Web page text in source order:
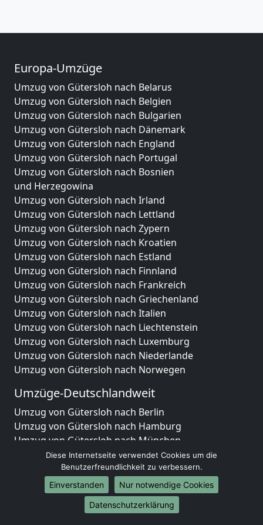
Europa-Umzüge
Umzug von Gütersloh nach Belarus
Umzug von Gütersloh nach Belgien
Umzug von Gütersloh nach Bulgarien
Umzug von Gütersloh nach Dänemark
Umzug von Gütersloh nach England
Umzug von Gütersloh nach Portugal
Umzug von Gütersloh nach Bosnien
und Herzegowina
Umzug von Gütersloh nach Irland
Umzug von Gütersloh nach Lettland
Umzug von Gütersloh nach Zypern
Umzug von Gütersloh nach Kroatien
Umzug von Gütersloh nach Estland
Umzug von Gütersloh nach Finnland
Umzug von Gütersloh nach Frankreich
Umzug von Gütersloh nach Griechenland
Umzug von Gütersloh nach Italien
Umzug von Gütersloh nach Liechtenstein
Umzug von Gütersloh nach Luxemburg
Umzug von Gütersloh nach Niederlande
Umzug von Gütersloh nach Norwegen
Umzüge-Deutschlandweit
Umzug von Gütersloh nach Berlin
Umzug von Gütersloh nach Hamburg
Umzug von Gütersloh nach München
Umzug von Gütersloh nach Köln
Umzug von Gütersloh nach Frankfurt am Main
Umzug von Gütersloh nach Stuttgart
Umzug von Gütersloh nach Düsseldorf
Umzug von Gütersloh nach Leipzig
Diese Internetseite verwendet Cookies um die
Benutzerfreundlichkeit zu verbessern.
Einverstanden
Nur notwendige Cookies
Datenschutzerklärung